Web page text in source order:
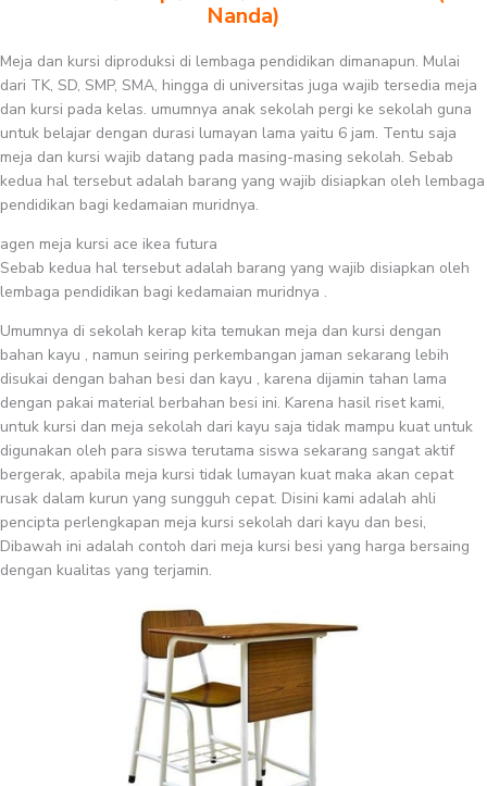
Nanda)
Meja dan kursi diproduksi di lembaga pendidikan dimanapun. Mulai
dari TK, SD, SMP, SMA, hingga di universitas juga wajib tersedia meja
dan kursi pada kelas. umumnya anak sekolah pergi ke sekolah guna
untuk belajar dengan durasi lumayan lama yaitu 6 jam. Tentu saja
meja dan kursi wajib datang pada masing-masing sekolah. Sebab
kedua hal tersebut adalah barang yang wajib disiapkan oleh lembaga
pendidikan bagi kedamaian muridnya.
agen meja kursi ace ikea futura
Sebab kedua hal tersebut adalah barang yang wajib disiapkan oleh
lembaga pendidikan bagi kedamaian muridnya .
Umumnya di sekolah kerap kita temukan meja dan kursi dengan
bahan kayu , namun seiring perkembangan jaman sekarang lebih
disukai dengan bahan besi dan kayu , karena dijamin tahan lama
dengan pakai material berbahan besi ini. Karena hasil riset kami,
untuk kursi dan meja sekolah dari kayu saja tidak mampu kuat untuk
digunakan oleh para siswa terutama siswa sekarang sangat aktif
bergerak, apabila meja kursi tidak lumayan kuat maka akan cepat
rusak dalam kurun yang sungguh cepat. Disini kami adalah ahli
pencipta perlengkapan meja kursi sekolah dari kayu dan besi,
Dibawah ini adalah contoh dari meja kursi besi yang harga bersaing
dengan kualitas yang terjamin.